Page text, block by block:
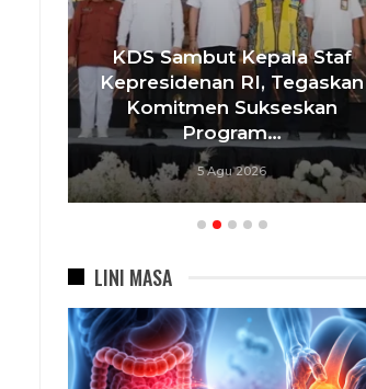
KDS Sambut Kepala Staf
Kepresidenan RI, Tegaskan
Komitmen Sukseskan
Program…
5 Agu 2026
LINI MASA